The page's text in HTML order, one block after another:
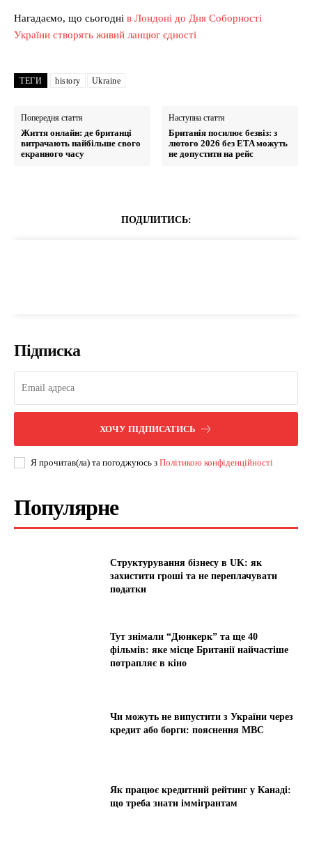
Нагадаємо, що сьогодні в Лондоні до Дня Соборності
України створять живий ланцюг єдності
ТЕГИ history Ukraine
Попередня стаття
Життя онлайн: де британці
витрачають найбільше свого
екранного часу
Наступна стаття
Британія посилює безвіз: з
лютого 2026 без ETA можуть
не допустити на рейс
ПОДІЛИТИСЬ:
Підписка
ХОЧУ ПІДПИСАТИСЬ
Я прочитав(ла) та погоджуюсь з Політикою конфіденційності
Популярне
Структурування бізнесу в UK: як
захистити гроші та не переплачувати
податки
Тут знімали “Дюнкерк” та ще 40
фільмів: яке місце Британії найчастіше
потрапляє в кіно
Чи можуть не випустити з України через
кредит або борги: пояснення МВС
Як працює кредитний рейтинг у Канаді:
що треба знати іммігрантам